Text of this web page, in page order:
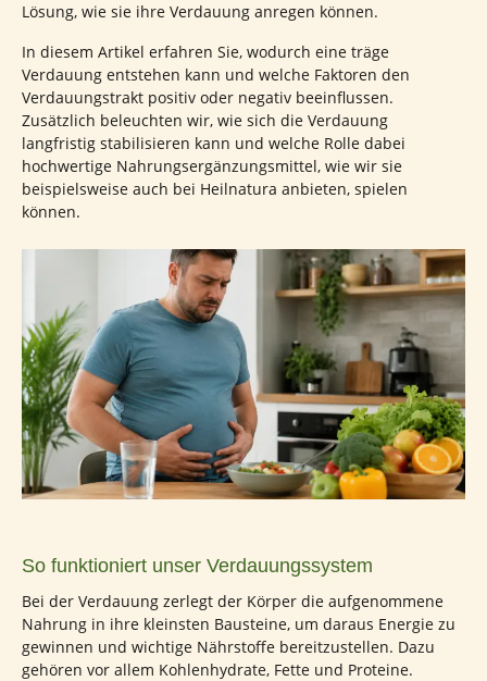
Lösung, wie sie ihre Verdauung anregen können.
In diesem Artikel erfahren Sie, wodurch eine träge
Verdauung entstehen kann und welche Faktoren den
Verdauungstrakt positiv oder negativ beeinflussen.
Zusätzlich beleuchten wir, wie sich die Verdauung
langfristig stabilisieren kann und welche Rolle dabei
hochwertige Nahrungsergänzungsmittel, wie wir sie
beispielsweise auch bei Heilnatura anbieten, spielen
können.
So funktioniert unser Verdauungssystem
Bei der Verdauung zerlegt der Körper die aufgenommene
Nahrung in ihre kleinsten Bausteine, um daraus Energie zu
gewinnen und wichtige Nährstoffe bereitzustellen. Dazu
gehören vor allem Kohlenhydrate, Fette und Proteine.